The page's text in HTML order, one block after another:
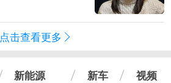
点击查看更多
新能源 新车 视频